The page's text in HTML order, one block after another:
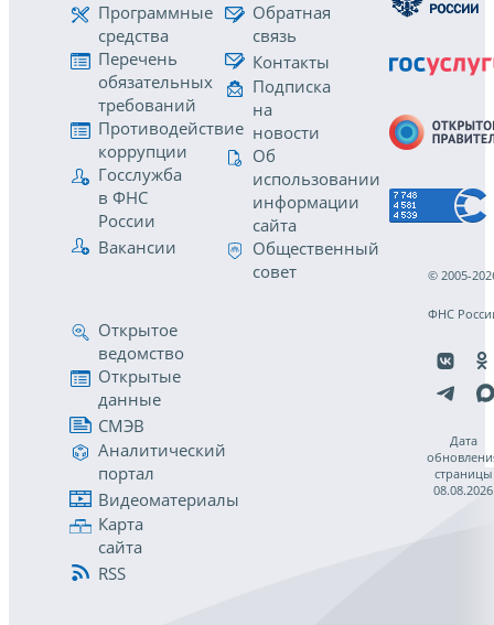
Программные
средства
Перечень
обязательных
требований
Противодействие
коррупции
Госслужба
в ФНС
России
Вакансии
Обратная
связь
Контакты
Подписка
на
новости
Об
использовании
информации
сайта
Общественный
совет
Открытое
ведомство
Открытые
данные
СМЭВ
Аналитический
портал
Видеоматериалы
Карта
сайта
RSS
© 2005-
ФНС
Дата
страницы
08.08.2026